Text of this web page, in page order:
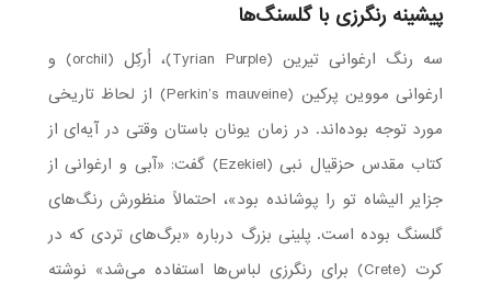
پیشینه رنگرزی با گلسنگها
سه رنگ ارغوانی تیرین (Tyrian Purple)، اُرکِل (orchil) و
ارغوانی مووین پرکین (Perkin’s mauveine) از لحاظ تاریخی
مورد توجه بوده‌اند. در زمان یونان باستان وقتی در آیه‌ای از
کتاب مقدس حزقیال نبی (Ezekiel) گفت: «آبی و ارغوانی از
جزایر الیشاه تو را پوشانده بود»، احتمالاً منظورش رنگ‌های
گلسنگ بوده است. پلینی بزرگ درباره «برگ‌های تردی که در
کرت (Crete) برای رنگرزی لباس‌ها استفاده می‌شد» نوشته